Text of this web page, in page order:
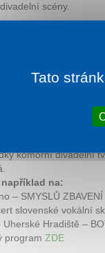
scény.
2026
program s živou
kulturního
HUDEČKA –
30. ročník
talentu, přátelství a
LUHAČOVICE
komorní divadelní
na:
– SMYSLŮ ZBAVENÍ
slovenské vokální
Hradiště –
program ZDE
Tato